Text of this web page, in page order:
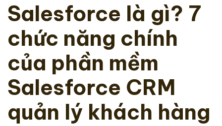
Salesforce là gì? 7
chức năng chính
của phần mềm
Salesforce CRM
quản lý khách hàng